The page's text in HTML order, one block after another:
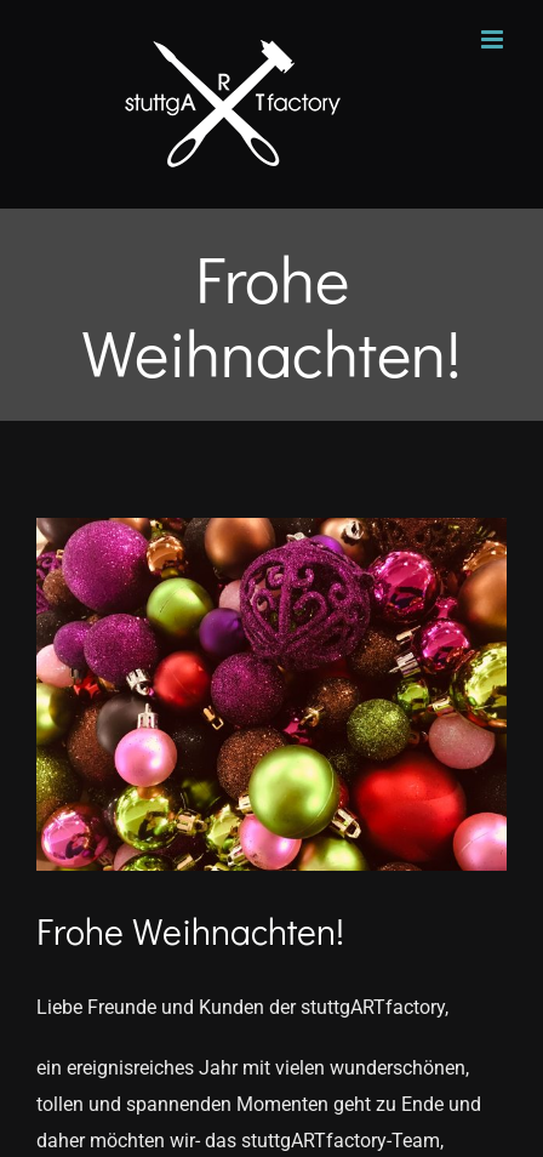
Frohe
Weihnachten!
Zeige
grösseres
Bild
Frohe Weihnachten!
Liebe Freunde und Kunden der stuttgARTfactory,
ein ereignisreiches Jahr mit vielen wunderschönen,
tollen und spannenden Momenten geht zu Ende und
daher möchten wir- das stuttgARTfactory-Team,